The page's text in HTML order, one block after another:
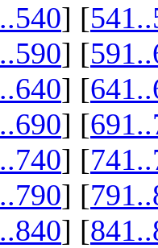
] [
] [
] [
] [
] [
] [
] [